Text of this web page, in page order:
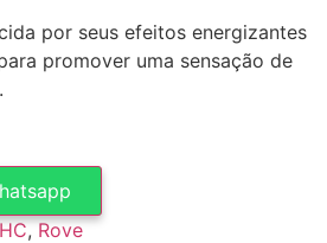
por seus efeitos energizantes
promover uma sensação de
,Rove